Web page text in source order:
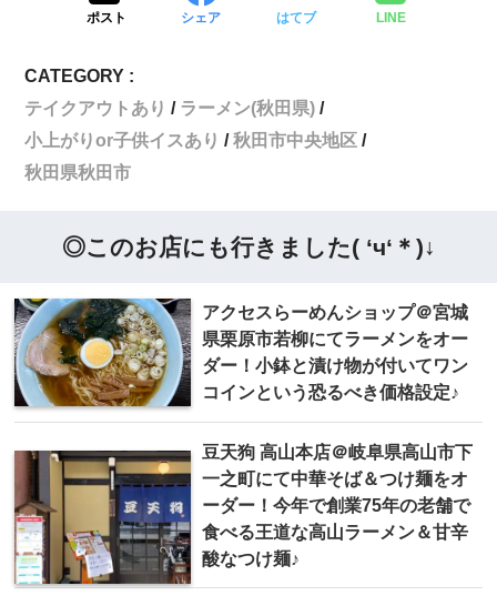
ポスト シェア はてブ LINE
CATEGORY :
テイクアウトあり
ラーメン(秋田県)
小上がりor子供イスあり
秋田市中央地区
秋田県秋田市
◎このお店にも行きました( ‘ч‘＊)↓
アクセスらーめんショップ＠宮城
県栗原市若柳にてラーメンをオー
ダー！小鉢と漬け物が付いてワン
コインという恐るべき価格設定♪
豆天狗 高山本店＠岐阜県高山市下
一之町にて中華そば＆つけ麺をオ
ーダー！今年で創業75年の老舗で
食べる王道な高山ラーメン＆甘辛
酸なつけ麺♪